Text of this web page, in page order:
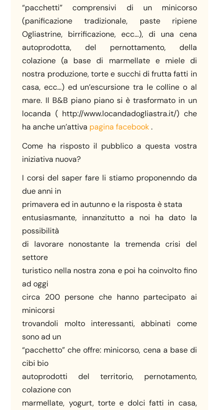
“pacchetti” comprensivi di un minicorso
(panificazione tradizionale, paste ripiene
Ogliastrine, birrificazione, ecc…), di una cena
autoprodotta, del pernottamento, della
colazione (a base di marmellate e miele di
nostra produzione, torte e succhi di frutta fatti in
casa, ecc…) ed un’escursione tra le colline o al
mare. Il B&B piano piano si è trasformato in un
locanda ( http://www.locandadogliastra.it/) che
ha anche un’attiva pagina facebook.
Come ha risposto il pubblico a questa vostra
iniziativa nuova?
I corsi del saper fare li stiamo proponenndo da
due anni in
primavera ed in autunno e la risposta è stata
entusiasmante, innanzitutto a noi ha dato la
possibilità
di lavorare nonostante la tremenda crisi del
settore
turistico nella nostra zona e poi ha coinvolto fino
ad oggi
circa 200 persone che hanno partecipato ai
minicorsi
trovandoli molto interessanti, abbinati come
sono ad un
“pacchetto” che offre: minicorso, cena a base di
cibi bio
autoprodotti del territorio, pernotamento,
colazione con
marmellate, yogurt, torte e dolci fatti in casa,